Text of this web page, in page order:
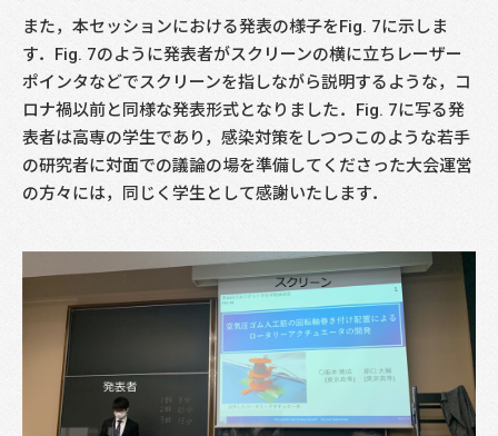
また，本セッションにおける発表の様子をFig. 7に示しま
す．Fig. 7のように発表者がスクリーンの横に立ちレーザー
ポインタなどでスクリーンを指しながら説明するような，コ
ロナ禍以前と同様な発表形式となりました．Fig. 7に写る発
表者は高専の学生であり，感染対策をしつつこのような若手
の研究者に対面での議論の場を準備してくださった大会運営
の方々には，同じく学生として感謝いたします．